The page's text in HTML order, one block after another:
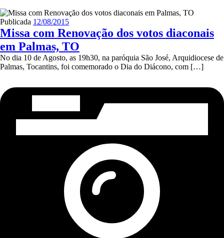
Publicada 12/08/2015
Missa com Renovação dos votos diaconais
em Palmas, TO
No dia 10 de Agosto, as 19h30, na paróquia São José, Arquidiocese de
Palmas, Tocantins, foi comemorado o Dia do Diácono, com […]